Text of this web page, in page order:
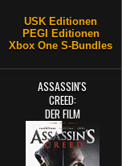
USK Editionen
PEGI Editionen
Xbox One S-Bundles
ASSASSIN'S
CREED:
DER FILM